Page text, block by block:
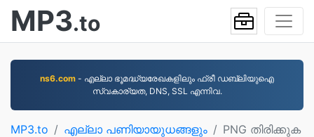
MP3.to
ns6.com - എല്ലാ ഭൂമദ്ധ്യരേഖകളിലും ഫ്രീ ഡബ്ലിയുഐ
സ്വകാര്യത, DNS, SSL എന്നിവ.
MP3.to എല്ലാ പണിയായുധങ്ങളും PNG തിരിക്കുക